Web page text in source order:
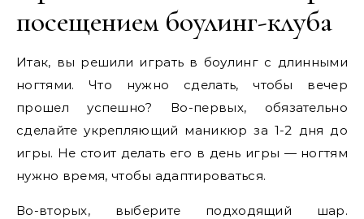
посещением боулинг-клуба
Итак, вы решили играть в боулинг с длинными
ногтями. Что нужно сделать, чтобы вечер
прошел успешно? Во-первых, обязательно
сделайте укрепляющий маникюр за 1-2 дня до
игры. Не стоит делать его в день игры — ногтям
нужно время, чтобы адаптироваться.
Во-вторых, выберите подходящий шар.